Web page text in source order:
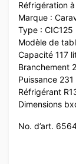
Réfrigération
Marque :
Type : CIC125
Modèle de
Capacité 117
Branchement
Puissance
Réfrigérant
Dimensions
No. d’art.